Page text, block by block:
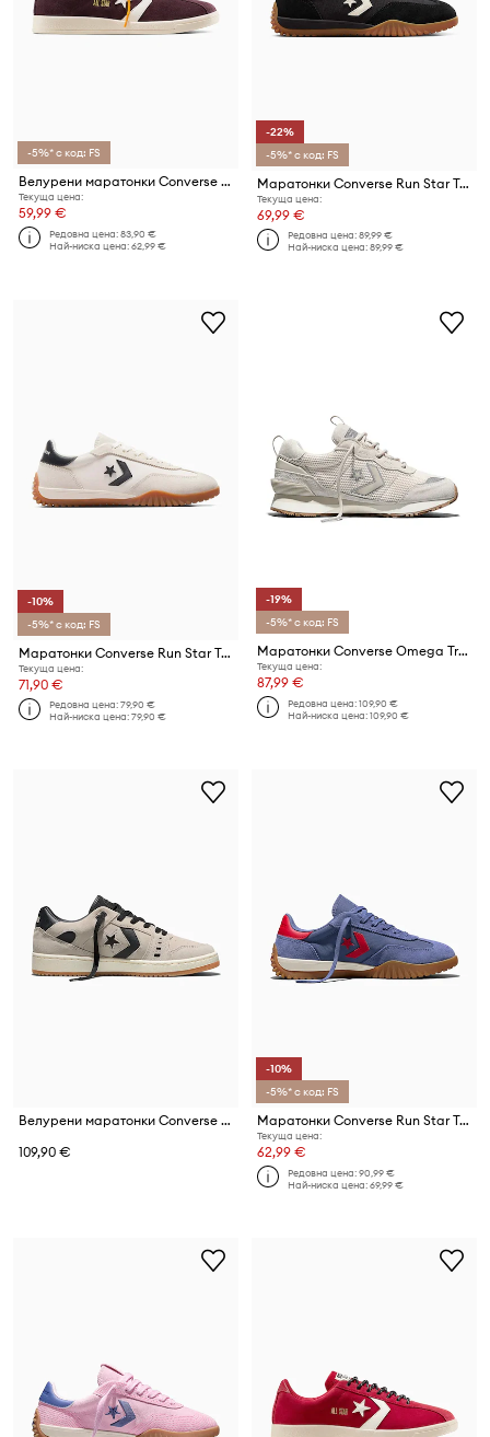
-5%* с код: FS
Велурени маратонки Converse All Star Classic Trainer
Текуща цена:
59,99 €
Редовна цена:83,90 €
Най-ниска цена:62,99 €
-22%
-5%* с код: FS
Маратонки Converse Run Star Trainer
Текуща цена:
69,99 €
Редовна цена:89,99 €
Най-ниска цена:89,99 €
-10%
-5%* с код: FS
Маратонки Converse Run Star Trainer
Текуща цена:
71,90 €
Редовна цена:79,90 €
Най-ниска цена:79,90 €
-19%
-5%* с код: FS
Маратонки Converse Omega Trainer SE
Текуща цена:
87,99 €
Редовна цена:109,90 €
Най-ниска цена:109,90 €
Велурени маратонки Converse AS-1 Pro
109,90 €
-10%
-5%* с код: FS
Маратонки Converse Run Star Trainer
Текуща цена:
62,99 €
Редовна цена:90,99 €
Най-ниска цена:69,99 €